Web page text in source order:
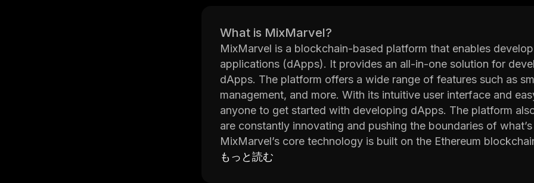
What is MixMarvel?
MixMarvel is a blockchain-based platform that enables
applications (dApps). It provides an all-in-one solution for
dApps. The platform offers a wide range of features such as
management, and more. With its intuitive user interface and
anyone to get started with developing dApps. The platform
are constantly innovating and pushing the boundaries of
MixMarvel’s core technology is built on the Ethereum
reliable dApps that can be used by anyone in the world. The
もっと読む